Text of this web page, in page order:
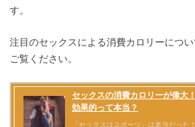
す。
注目のセックスによる消費カロリーにつ
ご覧ください。